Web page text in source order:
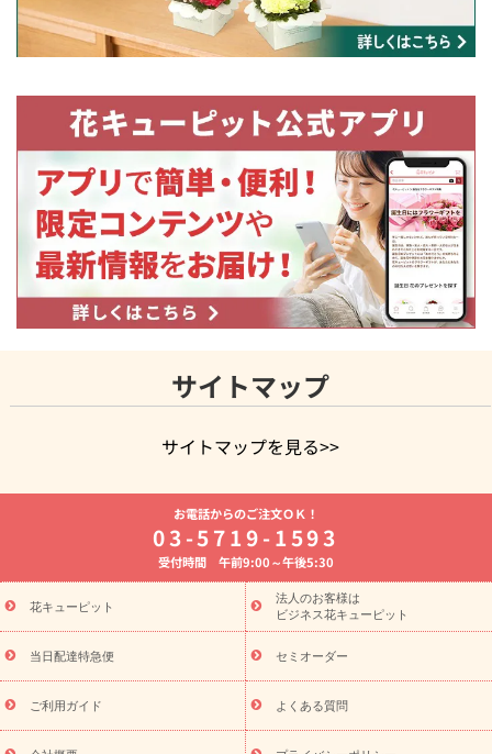
サイトマップ
サイトマップを見る>>
よく贈られる花
お祝いの花特集
誕生日フラワーギフト特集
8月の誕生花(トルコキキョウ)
開店・開業祝い
お供え・お悔やみ お供え・お悔やみの花
通夜・葬儀に贈る花 胡蝶蘭・花鉢
ーブドフラワー
季節のイベント
ひまわり ギフト・プレゼント
特集
お盆 花（新盆・初盆） 季節のイベント
お盆 花（新
盆・初盆）
お盆 花（新盆・初盆）
お盆・お供え 花とセットギ
フト
お盆・お供え プリザーブドフラワー
ひまわり ギフト・プ
レゼント特集
夏の花贈り・お中元・暑中見舞い 花のギフト特集
敬老の日におくる花ギフト・プレゼント特集
花ギフト・プレゼント特集
敬老の日 花のおすすめランキング
敬
お電話からのご注文ＯＫ！
03-5719-1593
受付時間 午前9:00～午後5:30
花キューピット
法人のお客様は
ビジネス花キューピット
当日配達特急便 セミオーダー
ご利用ガイド よくある質問